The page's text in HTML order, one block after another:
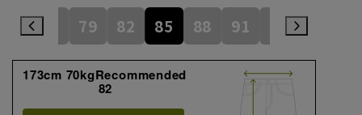
76 79 82 85 88 91 94
173cm 70kgRecommended
82